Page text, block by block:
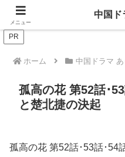
ドラマは歴史を
PR
ホーム 中国ドラマ
孤高の花 第52話･
と楚北捷の決起
孤高の花 第52話･53話･54
メニュー
中国ド